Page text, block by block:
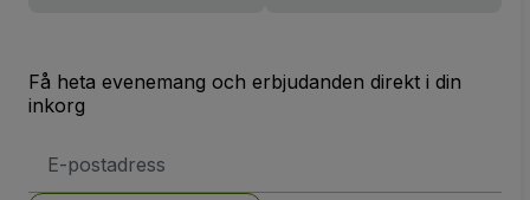
Få heta evenemang och erbjudanden direkt i din
inkorg
postadress